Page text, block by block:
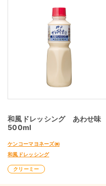
和風ドレッシング あわせ味
500ml
ケンコーマヨネーズ㈱
和風ドレッシング
クリーミー